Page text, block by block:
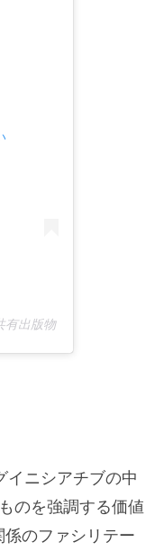
有出版物
ニシアチブの中
のを強調する価値
のファシリテー